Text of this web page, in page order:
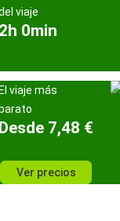
viaje
0min
viaje más
7,48 €
Ver precios